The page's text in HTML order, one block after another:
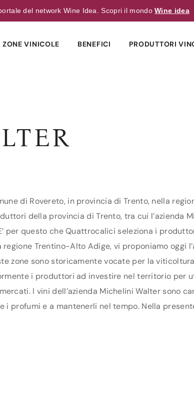
del network Wine Idea. Scopri il mondoWine idea
ZONE VINICOLE BENEFICI PRODUTTORI
di Rovereto, in provincia di Trento, nella
della provincia di Trento, tra cui l’azienda
per questo che Quattrocalici seleziona i
Trentino-Alto Adige, vi proponiamo oggi
zone sono storicamente vocate per la
i produttori ad investire nel territorio per
I vini dell’azienda Michelini Walter sono
profumi e a mantenerli nel tempo. Nella